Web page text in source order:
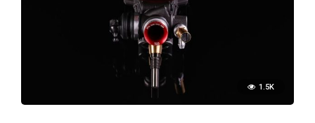
1.5K